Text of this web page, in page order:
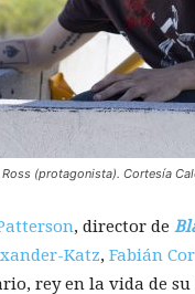
(protagonista). Cortesía
, director de
Katz, Fabián
rey en la vida de